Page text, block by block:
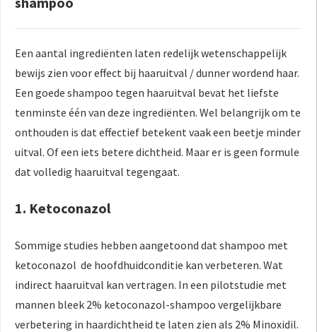
Een aantal ingrediënten laten redelijk wetenschappelijk
bewijs zien voor effect bij haaruitval / dunner wordend haar.
Een goede shampoo tegen haaruitval bevat het liefste
tenminste één van deze ingrediënten. Wel belangrijk om te
onthouden is dat effectief betekent vaak een beetje minder
uitval. Of een iets betere dichtheid. Maar er is geen formule
dat volledig haaruitval tegengaat.
1. Ketoconazol
Sommige studies hebben aangetoond dat shampoo met
ketoconazol de hoofdhuidconditie kan verbeteren. Wat
indirect haaruitval kan vertragen. In een pilotstudie met
mannen bleek 2% ketoconazol-shampoo vergelijkbare
verbetering in haar­dichtheid te laten zien als 2% Minoxidil.